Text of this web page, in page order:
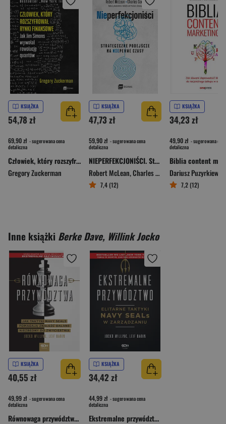
KSIĄŻKA
54,78 zł
69,90 zł - sugerowana cena
detaliczna
Człowiek, który rozszyfrował rynki finansowe. Jak Jim Simons wywołał rewolucję quantów
Gregory Zuckerman
KSIĄŻKA
47,73 zł
59,90 zł - sugerowana cena
detaliczna
NIEPERFEKCJONIŚCI. Strategiczne podejście na niepewne czasy
Robert McLean,Charles Conn
7,4 (12)
KSIĄŻKA
34,23 zł
49,90 zł - sugerowana cena
detaliczna
Dariusz Puzyrkiewicz
7,2 (12)
Inne książki Berke Dave, Willink Jocko
KSIĄŻKA
40,55 zł
49,99 zł - sugerowana cena
detaliczna
Równowaga przywództwa Jak taktyki Navy Seals pomagają znaleźć balans niezbędny do zwycięstwa
KSIĄŻKA
34,42 zł
44,99 zł - sugerowana cena
detaliczna
Ekstremalne przywództwo Elitarne taktyki Navy SEALs w zarządzaniu